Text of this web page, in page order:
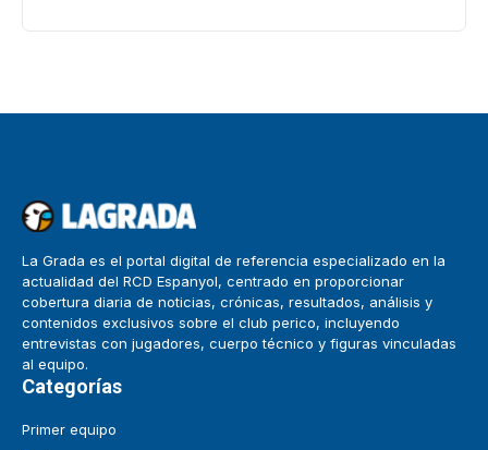
La Grada es el portal digital de referencia especializado en la
actualidad del RCD Espanyol, centrado en proporcionar
cobertura diaria de noticias, crónicas, resultados, análisis y
contenidos exclusivos sobre el club perico, incluyendo
entrevistas con jugadores, cuerpo técnico y figuras vinculadas
al equipo.
Categorías
Primer equipo